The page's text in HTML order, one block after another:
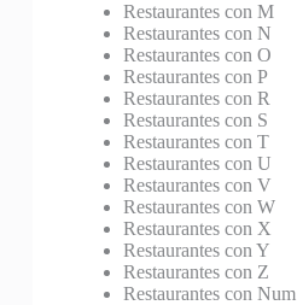
Restaurantes con M
Restaurantes con N
Restaurantes con O
Restaurantes con P
Restaurantes con R
Restaurantes con S
Restaurantes con T
Restaurantes con U
Restaurantes con V
Restaurantes con W
Restaurantes con X
Restaurantes con Y
Restaurantes con Z
Restaurantes con Num